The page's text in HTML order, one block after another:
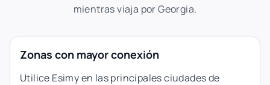
mientras viaja por Georgia.
Zonas con mayor conexión
Utilice Esimy en las principales ciudades de